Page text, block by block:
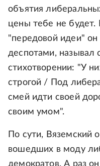
объятия
цены тебе не
"передовой идеи" он
деспотами, называл
стихотворении: "У
строгой / Под
смей идти своей
своим умом".
По сути, Вяземский
вошедших в моду
демократов. А раз